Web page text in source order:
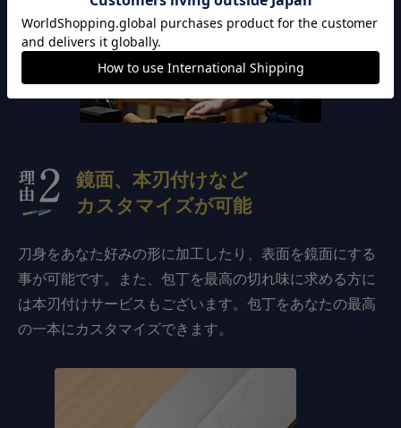
鏡面、本刃付けなど
カスタマイズが可能
刀身をあなた好みの形に加工したり、表面を鏡面にする
事が可能です。また、包丁を最高の切れ味に求める方に
は本刃付けサービスもございます。包丁をあなたの最高
の一本にカスタマイズできます。